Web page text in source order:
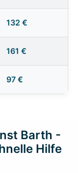
132 €
161 €
97 €
Barth -
Hilfe